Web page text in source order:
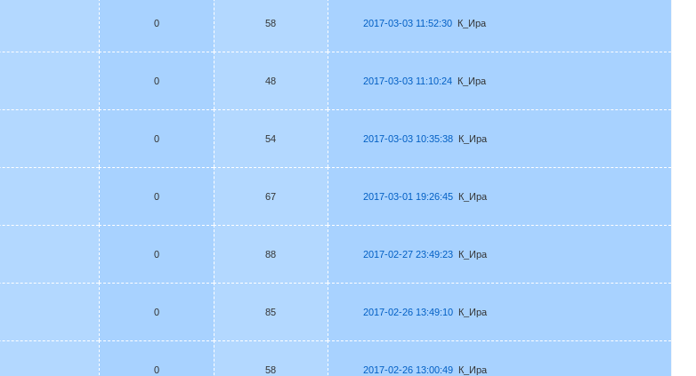
0
58 2017-03-03 11:52:30 К_Ира
0
48 2017-03-03 11:10:24 К_Ира
0
54 2017-03-03 10:35:38 К_Ира
0
67 2017-03-01 19:26:45 К_Ира
0
88 2017-02-27 23:49:23 К_Ира
0
85 2017-02-26 13:49:10 К_Ира
0
58 2017-02-26 13:00:49 К_Ира